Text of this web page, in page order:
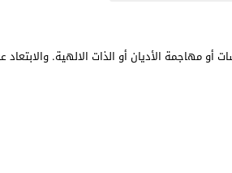
أو مهاجمة الأديان أو الذات الالهية.